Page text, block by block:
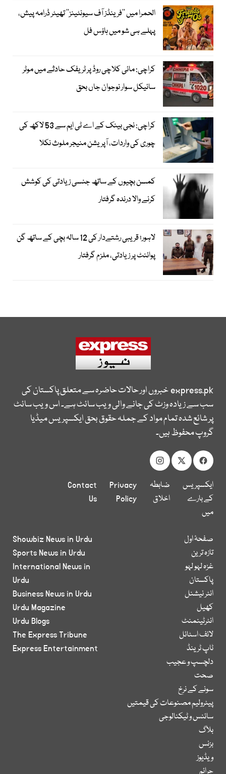
الحمرا میں ’’فرینڈز آف سیونٹینز‘‘ تھیٹر ڈرامہ پیش،
پہلے ہی شو میں ہاؤس فل
کراچی: مائی کلاچی روڈ پر ٹریفک حادثے میں موٹر
سائیکل سوار نوجوان جاں بحق
کراچی: نجی بینک کے اے ٹی ایم سے 53 لاکھ کی
چوری کی واردات، آپریشن منیجر ملوث نکلا
کمسن بچیوں کے ساتھ جنسی زیادتی کی کوشش
کرنے والا درندہ گرفتار
لاہور؛ قریبی رشتےدار کی 12 سالہ بچی کے ساتھ گن
پوائنٹ پر زیادتی، ملزم گرفتار
express.pkخبروں اور حالات حاضرہ سے متعلق پاکستان کی
سب سے زیادہ وزٹ کی جانے والی ویب سائٹ ہے۔ اس ویب سائٹ
پر شائع شدہ تمام مواد کے جملہ حقوق بحق ایکسپریس میڈیا
گروپ محفوظ ہیں۔
ایکسپریس
کے بارے
میں
ضابطہ
اخلاق
Privacy
Policy
Contact
Us
صفحۂ اول
تازہ ترین
غزہ لہو لہو
پاکستان
انٹر نیشنل
کھیل
انٹرٹینمنٹ
لائف اسٹائل
ٹاپ ٹرینڈ
دلچسپ و عجیب
صحت
سونے کے نرخ
پیٹرولیم مصنوعات کی قیمتیں
سائنس و ٹیکنالوجی
بلاگ
بزنس
ویڈیوز
جرائم
Showbiz News in Urdu
Sports News in Urdu
International News in
Urdu
Business News in Urdu
Urdu Magazine
Urdu Blogs
The Express Tribune
Express Entertainment